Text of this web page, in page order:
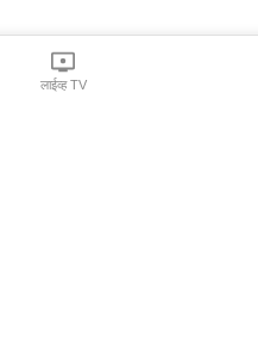
लाईव्ह TV